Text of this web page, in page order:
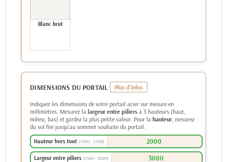
Blanc brut
DIMENSIONS DU PORTAIL
Indiquez les dimensions de votre portail acier sur mesure en
millimètres. Mesurez la largeur entre piliers à 3 hauteurs (haut,
milieu, bas) et gardez la plus petite valeur. Pour la hauteur, mesurez
du sol fini jusqu'au sommet souhaite du portail.
Hauteur hors tout (1000 - 2500)
Largeur entre piliers (1500 - 5000)